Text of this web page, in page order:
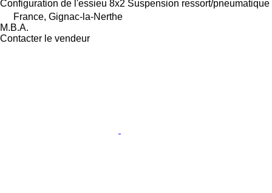
Configuration de l'essieu 8x2 Suspension ressort/pneumatique
France, Gignac-la-Nerthe
M.B.A.
Contacter le vendeur